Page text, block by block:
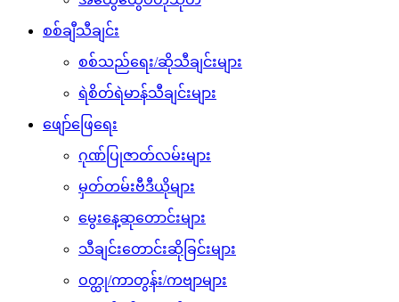
စစ်ချီသီချင်း
စစ်သည်ရေး/ဆိုသီချင်းများ
ရဲစိတ်ရဲမာန်သီချင်းများ
ဖျော်ဖြေရေး
ဂုဏ်ပြုဇာတ်လမ်းများ
မှတ်တမ်းဗီဒီယိုများ
မွေးနေ့ဆုတောင်းများ
သီချင်းတောင်းဆိုခြင်းများ
ဝတ္ထု/ကာတွန်း/ကဗျာများ